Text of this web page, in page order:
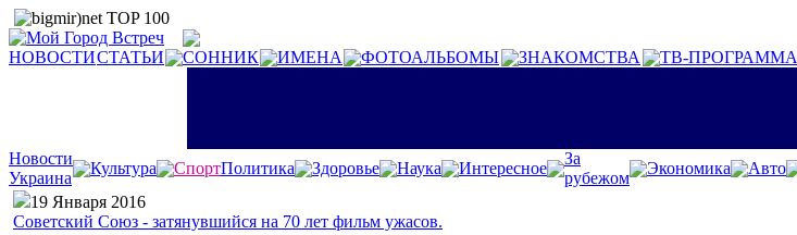
НОВОСТИСТАТЬИ СОННИК ИМЕНА ФОТОАЛЬБОМЫ ЗНАКОМСТВА ТВ-ПРОГРАММА
Новости
Украина
Культура СпортПолитика Здоровье Наука Интересное
За
рубежом
Экономика
Авто
19 Января 2016
Советский Союз - затянувшийся на 70 лет фильм ужасов.